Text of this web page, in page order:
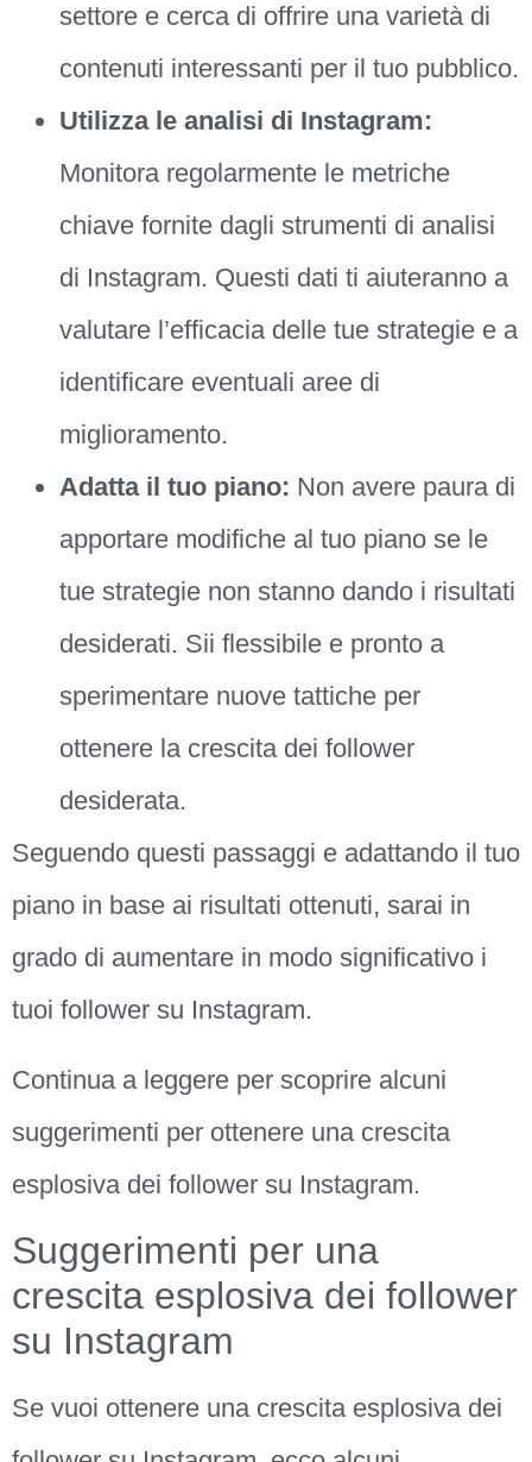
settore e cerca di offrire una varietà di
contenuti interessanti per il tuo pubblico.
Utilizza le analisi di Instagram:
Monitora regolarmente le metriche
chiave fornite dagli strumenti di analisi
di Instagram. Questi dati ti aiuteranno a
valutare l’efficacia delle tue strategie e a
identificare eventuali aree di
miglioramento.
Adatta il tuo piano: Non avere paura di
apportare modifiche al tuo piano se le
tue strategie non stanno dando i risultati
desiderati. Sii flessibile e pronto a
sperimentare nuove tattiche per
ottenere la crescita dei follower
desiderata.
Seguendo questi passaggi e adattando il tuo
piano in base ai risultati ottenuti, sarai in
grado di aumentare in modo significativo i
tuoi follower su Instagram.
Continua a leggere per scoprire alcuni
suggerimenti per ottenere una crescita
esplosiva dei follower su Instagram.
Suggerimenti per una
crescita esplosiva dei follower
su Instagram
Se vuoi ottenere una crescita esplosiva dei